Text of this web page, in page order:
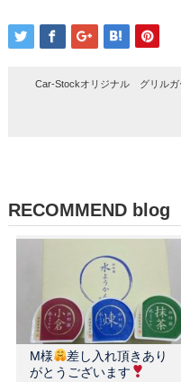
Car-Stockオリジナル グリル
RECOMMEND blog
M様
差し入れ頂きあり
がとうございます